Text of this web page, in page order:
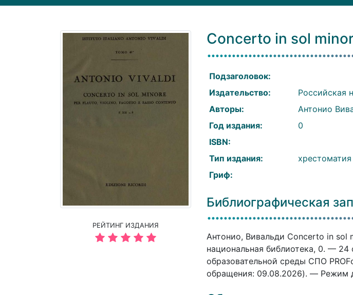
РЕЙТИНГ ИЗДАНИЯ
Concerto in sol
Подзаголовок:
Издательство:
Российская
Авторы:
Антонио
Год издания:
0
ISBN:
Тип издания:
хрестоматия
Гриф:
Библиографическая
Антонио, Вивальди Concerto in sol
национальная библиотека, 0. —
образовательной среды СПО
обращения: 09.08.2026). — Режим